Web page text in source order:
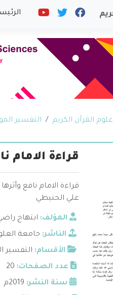
علوم القرآن الكريم التفسير
قراءة الامام
قراءة الامام نافع
علي الحنيطي
المؤلف: ابتهاج
الناشر: جامعة
الأقسام: التفسير
عدد الصفحات: 20
سنة النشر: 2019م